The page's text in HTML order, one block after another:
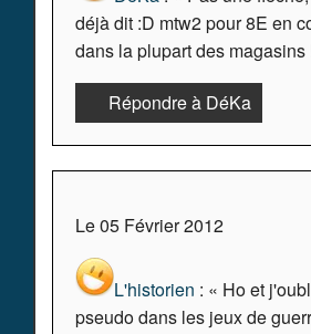
déjà dit :D mtw2 pour 8E en
dans la plupart des magasins
Répondre à DéKa
Le 05 Février 2012
L'historien : « Ho et
pseudo dans les jeux de